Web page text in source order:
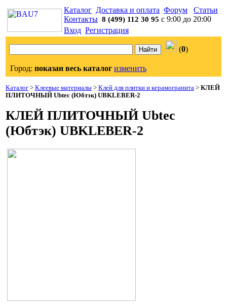
Каталог Доставка и оплата Форум
Статьи
Контакты 8 (499) 112 30 95 с 9:00 до 20:00
Вход Регистрация
(0)
Город: показан весь каталог изменить
Каталог > Клеевые материалы > Клей для плитки и керамогранита > КЛЕЙ
ПЛИТОЧНЫЙ Ubtec (Юбтэк) UBKLEBER-2
КЛЕЙ ПЛИТОЧНЫЙ Ubtec
(Юбтэк) UBKLEBER-2